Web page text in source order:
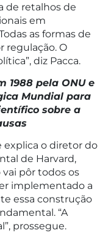
de retalhos de
em
as formas de
regulação. O
diz Pacca.
1988 pela ONU e
Mundial para
sobre a
explica o diretor do
de Harvard,
vai pôr todos os
implementado a
essa construção
“A
prossegue.